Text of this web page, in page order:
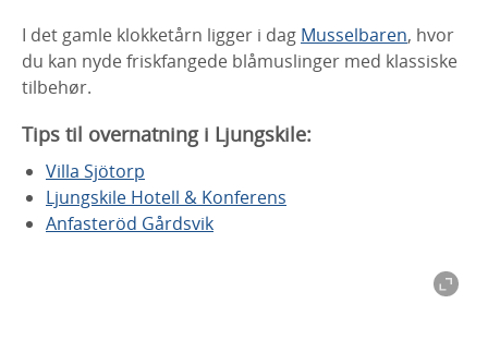
I det gamle klokketårn ligger i dag Musselbaren, hvor
du kan nyde friskfangede blåmuslinger med klassiske
tilbehør.
Tips til overnatning i Ljungskile:
Villa Sjötorp
Ljungskile Hotell & Konferens
Anfasteröd Gårdsvik